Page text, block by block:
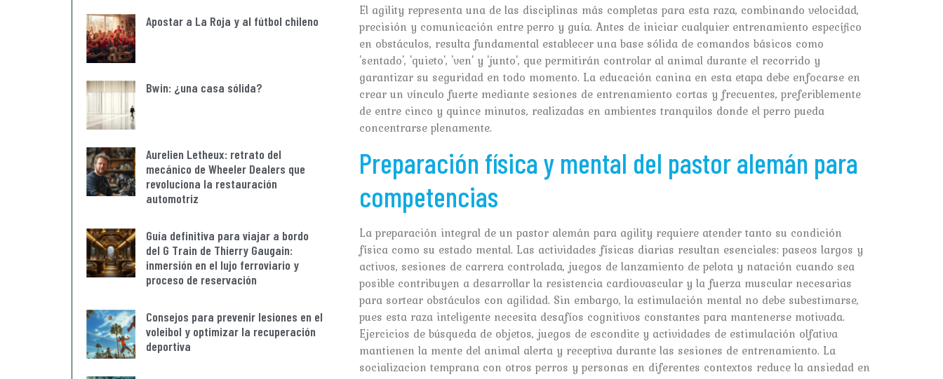
Apostar a La Roja y al fútbol chileno
Bwin: ¿una casa sólida?
Aurelien Letheux: retrato del
mecánico de Wheeler Dealers que
revoluciona la restauración
automotriz
Guía definitiva para viajar a bordo
del G Train de Thierry Gaugain:
inmersión en el lujo ferroviario y
proceso de reservación
Consejos para prevenir lesiones en el
voleibol y optimizar la recuperación
deportiva
El agility representa una de las disciplinas más completas para esta raza, combinando velocidad,
precisión y comunicación entre perro y guía. Antes de iniciar cualquier entrenamiento específico
en obstáculos, resulta fundamental establecer una base sólida de comandos básicos como
'sentado', 'quieto', 'ven' y 'junto', que permitirán controlar al animal durante el recorrido y
garantizar su seguridad en todo momento. La educación canina en esta etapa debe enfocarse en
crear un vínculo fuerte mediante sesiones de entrenamiento cortas y frecuentes, preferiblemente
de entre cinco y quince minutos, realizadas en ambientes tranquilos donde el perro pueda
concentrarse plenamente.
Preparación física y mental del pastor alemán para
competencias
La preparación integral de un pastor alemán para agility requiere atender tanto su condición
física como su estado mental. Las actividades físicas diarias resultan esenciales: paseos largos y
activos, sesiones de carrera controlada, juegos de lanzamiento de pelota y natación cuando sea
posible contribuyen a desarrollar la resistencia cardiovascular y la fuerza muscular necesarias
para sortear obstáculos con agilidad. Sin embargo, la estimulación mental no debe subestimarse,
pues esta raza inteligente necesita desafíos cognitivos constantes para mantenerse motivada.
Ejercicios de búsqueda de objetos, juegos de escondite y actividades de estimulación olfativa
mantienen la mente del animal alerta y receptiva durante las sesiones de entrenamiento. La
socializacion temprana con otros perros y personas en diferentes contextos reduce la ansiedad en